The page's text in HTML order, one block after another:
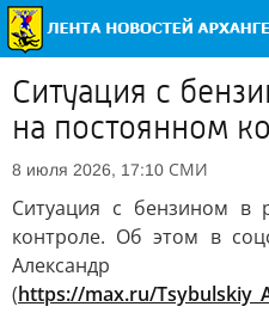
Ситуация с
на постоянном
8 июля 2026, 17:10 СМИ
Ситуация с бензином в
контроле. Об этом в
Александр
(https://max.ru/